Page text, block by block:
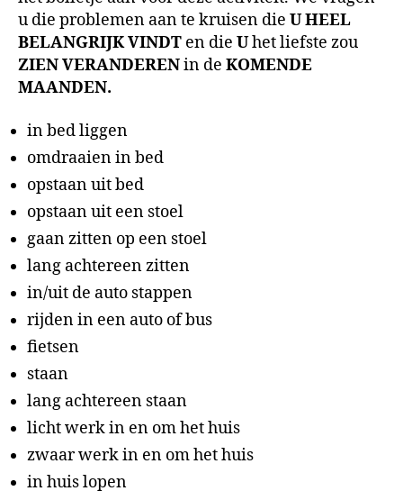
u die problemen aan te kruisen die U HEEL
BELANGRIJK VINDT en die Uhet liefste zou
ZIEN VERANDERENin de KOMENDE
MAANDEN.
in bed liggen
omdraaien in bed
opstaan uit bed
opstaan uit een stoel
gaan zitten op een stoel
lang achtereen zitten
in/uit de auto stappen
rijden in een auto of bus
fietsen
staan
lang achtereen staan
licht werk in en om het huis
zwaar werk in en om het huis
in huis lopen